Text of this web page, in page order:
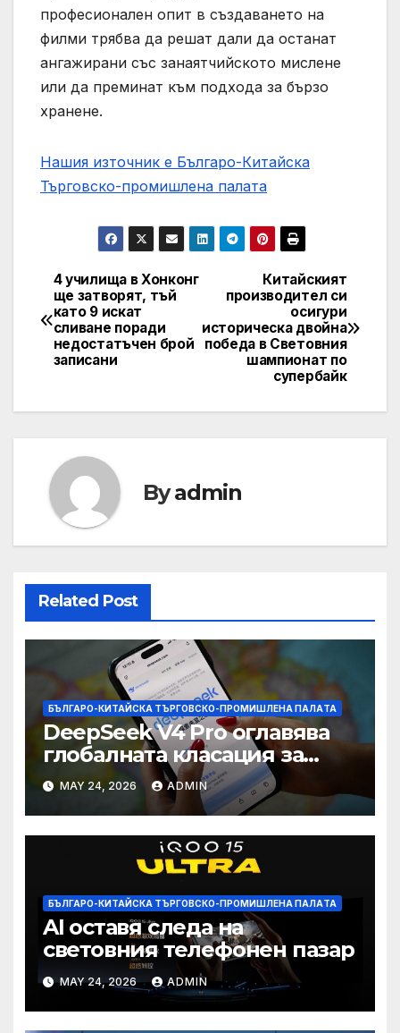
професионален опит в създаването на
филми трябва да решат дали да останат
ангажирани със занаятчийското мислене
или да преминат към подхода за бързо
хранене.
Нашия източник е Българо-Китайска
Търговско-промишлена палaта
Post
navigation
Китайският
производител си
осигури
историческа двойна
победа в Световния
шампионат по
супербайк
4 училища в Хонконг
ще затворят, тъй
като 9 искат
сливане поради
недостатъчен брой
записани
Byadmin
Related Post
БЪЛГАРО-КИТАЙСКА ТЪРГОВСКО-ПРОМИШЛЕНА ПАЛAТА
DeepSeek V4 Pro оглавява
глобалната класация за
печалба след 75%
намаление на цената
MAY 24, 2026 ADMIN
БЪЛГАРО-КИТАЙСКА ТЪРГОВСКО-ПРОМИШЛЕНА ПАЛAТА
AI оставя следа на
световния телефонен пазар
MAY 24, 2026 ADMIN